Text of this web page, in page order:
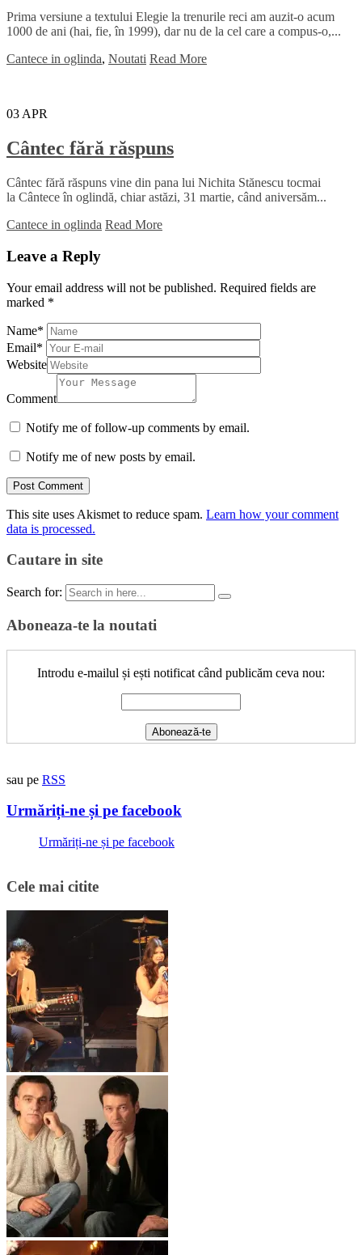
Prima versiune a textului Elegie la trenurile reci am auzit-o acum
1000 de ani (hai, fie, în 1999), dar nu de la cel care a compus-o,...
Cantece in oglinda, Noutati Read More
03 APR
Cântec fără răspuns
Cântec fără răspuns vine din pana lui Nichita Stănescu tocmai
la Cântece în oglindă, chiar astăzi, 31 martie, când aniversăm...
Cantece in oglinda Read More
Leave a Reply
Your email address will not be published. Required fields are
marked *
Name*
Email*
Website
Comment
Notify me of follow-up comments by email.
Notify me of new posts by email.
This site uses Akismet to reduce spam. Learn how your comment
data is processed.
Cautare in site
Search for:
Aboneaza-te la noutati
Introdu e-mailul și ești notificat când publicăm ceva nou:
sau pe RSS
Urmăriți-ne și pe facebook
Urmăriți-ne și pe facebook
Cele mai citite